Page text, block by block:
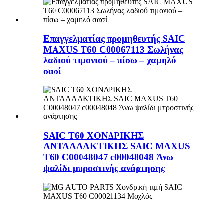
Επαγγελματίας προμηθευτής SAIC
MAXUS T60 C00067113 Σωλήνας
λαδιού τιμονιού – πίσω – χαμηλό
σασί
SAIC T60 ΧΟΝΔΡΙΚΗΣ
ΑΝΤΑΛΛΑΚΤΙΚΗΣ SAIC MAXUS
T60 C00048047 c00048048 Άνω
ψαλίδι μπροστινής ανάρτησης